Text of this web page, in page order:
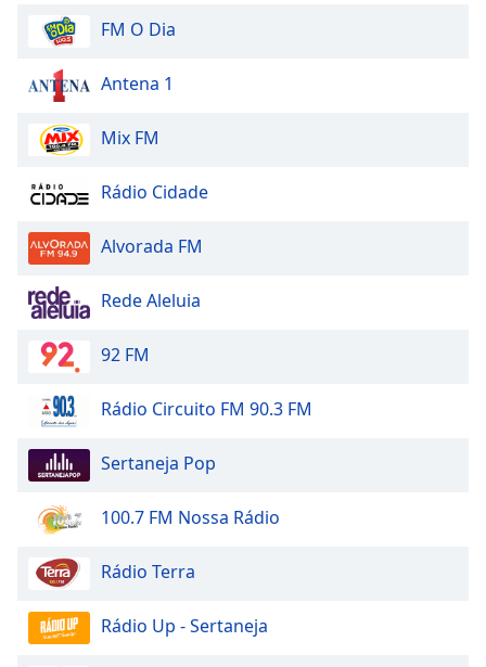
FM O Dia
Antena 1
Mix FM
Rádio Cidade
Alvorada FM
Rede Aleluia
92 FM
Rádio Circuito FM 90.3 FM
Sertaneja Pop
100.7 FM Nossa Rádio
Rádio Terra
Rádio Up - Sertaneja